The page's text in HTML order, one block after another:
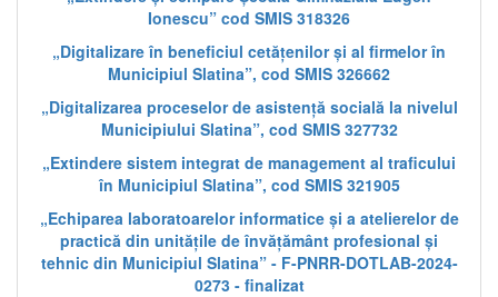
Ionescu” cod SMIS 318326
„Digitalizare în beneficiul cetățenilor și al firmelor în
Municipiul Slatina”, cod SMIS 326662
„Digitalizarea proceselor de asistență socială la nivelul
Municipiului Slatina”, cod SMIS 327732
„Extindere sistem integrat de management al traficului
în Municipiul Slatina”, cod SMIS 321905
„Echiparea laboratoarelor informatice și a atelierelor de
practică din unitățile de învățământ profesional și
tehnic din Municipiul Slatina” - F-PNRR-DOTLAB-2024-
0273 - finalizat